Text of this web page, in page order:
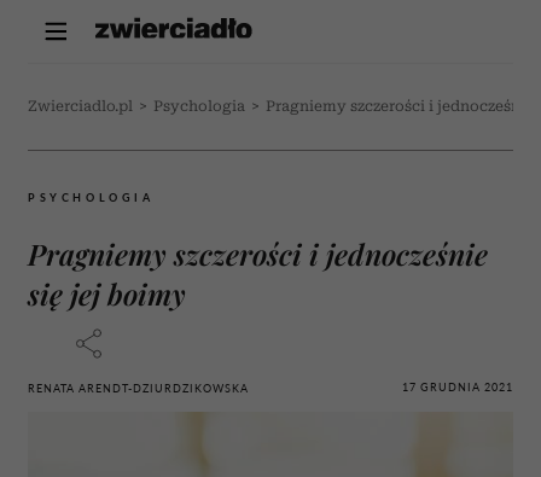
Zwierciadlo.pl > Psychologia > Pragniemy szczerości i jednocześnie
PSYCHOLOGIA
Pragniemy szczerości i jednocześnie
się jej boimy
RENATA ARENDT-DZIURDZIKOWSKA 17 GRUDNIA 2021